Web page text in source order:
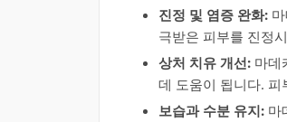
진정 및 염증 완화:마
극받은 피부를 진정
상처 치유 개선:마데
데 도움이 됩니다.
보습과 수분 유지:마